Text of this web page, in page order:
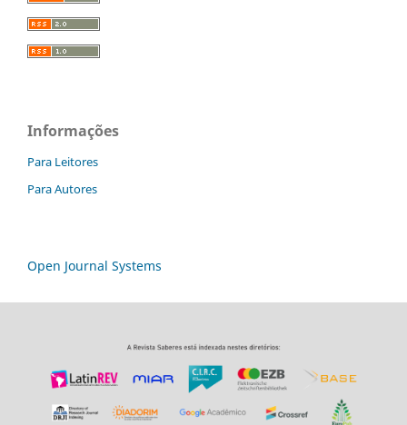
Informações
Para Leitores
Para Autores
Open Journal Systems